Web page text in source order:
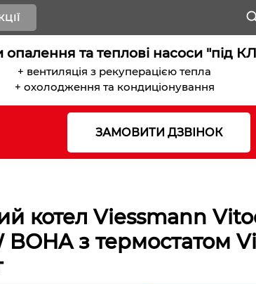
опалення та теплові насоси "під
+ вентиляція з рекуперацією тепла
+ охолодження та кондиціонування
ЗАМОВИТИ ДЗВІНОК
котел Viessmann
BOHA з термостатом